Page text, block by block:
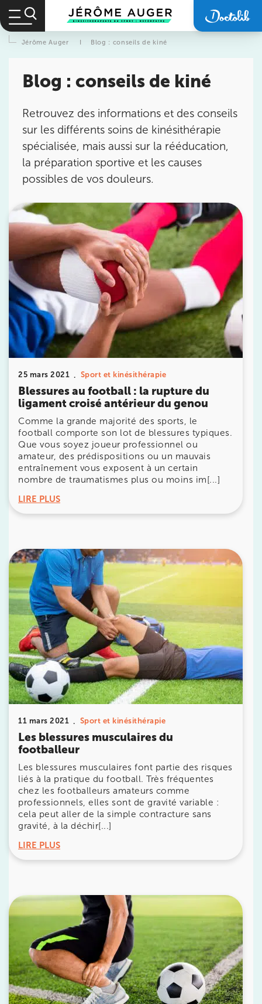
Jérôme Auger I Blog : conseils de kiné
Blog : conseils de kiné
Retrouvez des informations et des conseils
sur les différents soins de kinésithérapie
spécialisée, mais aussi sur la rééducation,
la préparation sportive et les causes
possibles de vos douleurs.
25 mars 2021 Sport et kinésithérapie
Blessures au football : la rupture du
ligament croisé antérieur du genou
Comme la grande majorité des sports, le
football comporte son lot de blessures typiques.
Que vous soyez joueur professionnel ou
amateur, des prédispositions ou un mauvais
entraînement vous exposent à un certain
nombre de traumatismes plus ou moins im[...]
LIRE PLUS
11 mars 2021 Sport et kinésithérapie
Les blessures musculaires du
footballeur
Les blessures musculaires font partie des risques
liés à la pratique du football. Très fréquentes
chez les footballeurs amateurs comme
professionnels, elles sont de gravité variable :
cela peut aller de la simple contracture sans
gravité, à la déchir[...]
LIRE PLUS
avec les équipes
de Jérôme Auger
Bénéficiez de l’expertise de Jérôme Auger
prenant rendez-vous avecses équipesdans votre
cabinetIK – Institut Kinésithérapiele plus proche
de chez vous ou chezKOSS, votre allié sport du
quotidien.
8 Av. de Camoens 75116 Paris
8 Av. de Camoens 75116 Paris
01 42 15 22 46
Prenez RDV sur
Prenez RDV sur
IK PARIS 15 – SÉGUR
75015 Paris
75015 Paris
01 43 31 00 33
Prenez RDV sur
Prenez RDV sur
IK PARIS 6 – CASSETTE
1 Rue Cassette 75006 Paris
1 Rue Cassette 75006 Paris
01 42 84 06 95
Prenez RDV sur
IK BOULOGNE
3 Av. André Morizet 92100 Boulogne-
Billancourt
3 Av. André Morizet 92100 Boulogne-Billancourt
01 48 25 34 79
Prenez RDV sur